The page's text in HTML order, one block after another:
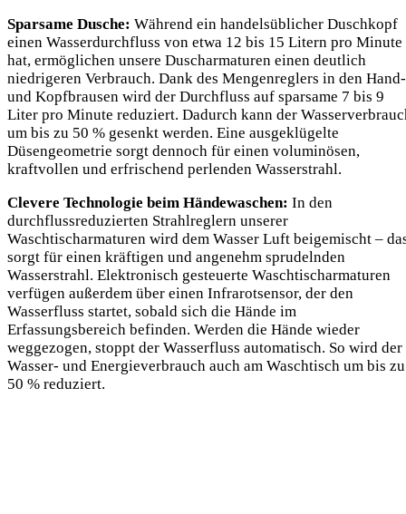
Sparsame Dusche: Während ein handelsüblicher Duschkopf
einen Wasserdurchfluss von etwa 12 bis 15 Litern pro Minute
hat, ermöglichen unsere Duscharmaturen einen deutlich
niedrigeren Verbrauch. Dank des Mengenreglers in den Hand-
und Kopfbrausen wird der Durchfluss auf sparsame 7 bis 9
Liter pro Minute reduziert. Dadurch kann der
um bis zu 50 % gesenkt werden. Eine ausgeklügelte
Düsengeometrie sorgt dennoch für einen voluminösen,
kraftvollen und erfrischend perlenden Wasserstrahl.
Clevere Technologie beim Händewaschen: In den
durchflussreduzierten Strahlreglern unserer
Waschtischarmaturen wird dem Wasser Luft beigemischt –
sorgt für einen kräftigen und angenehm sprudelnden
Wasserstrahl. Elektronisch gesteuerte Waschtischarmaturen
verfügen außerdem über einen Infrarotsensor, der den
Wasserfluss startet, sobald sich die Hände im
Erfassungsbereich befinden. Werden die Hände wieder
weggezogen, stoppt der Wasserfluss automatisch. So wird der
Wasser- und Energieverbrauch auch am Waschtisch um bis zu
50 % reduziert.